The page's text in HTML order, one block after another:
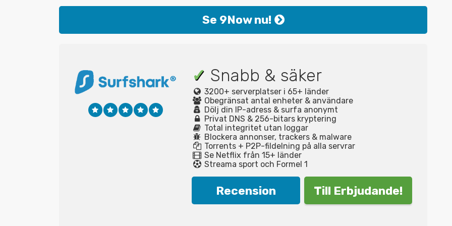
Se 9Now nu!
✓ Snabb & säker
3200+ serverplatser i 65+ länder
Obegränsat antal enheter & användare
Dölj din IP-adress & surfa anonymt
Privat DNS & 256-bitars kryptering
Total integritet utan loggar
Blockera annonser, trackers & malware
Torrents + P2P-fildelning på alla servrar
Se Netflix från 15+ länder
Streama sport och Formel 1
Recension Till Erbjudande!